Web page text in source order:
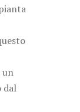
un
dal